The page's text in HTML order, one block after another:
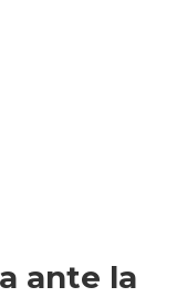
ante la